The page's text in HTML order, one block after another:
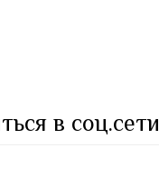
в соц.сети